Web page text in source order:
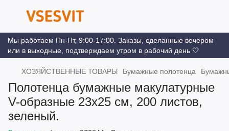
Мы работаем Пн-Пт, 9:00-17:00. Заказы, сделанные вечером
или в выходные, подтверждаем утром в рабочий день 🤍
ХОЗЯЙСТВЕННЫЕ ТОВАРЫ Бумажные полотенца
Полотенца бумажные макулатурные
V-образные 23х25 см, 200 листов,
зеленый.